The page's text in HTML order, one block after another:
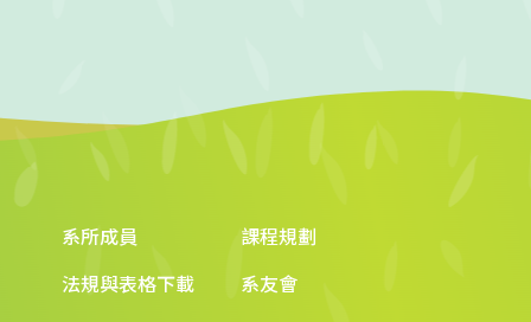
系所成員
課程規劃
法規與表格下載
系友會